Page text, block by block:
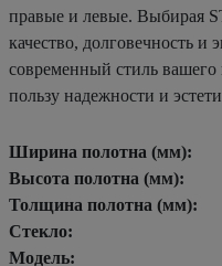
правые и левые. Выбирая
качество, долговечность и
современный стиль вашего
пользу надежности и
Ширина полотна (мм):
Высота полотна (мм):
Толщина полотна (мм):
Стекло:
Модель: